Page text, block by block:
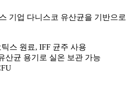
기업 다니스코 유산균을 기반으로
스 원료, IFF 균주 사용
산균 용기로 실온 보관 가능